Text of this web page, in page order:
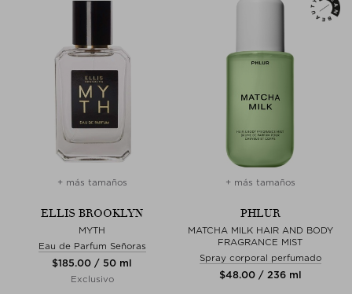
+ más tamaños
ELLIS BROOKLYN
MYTH
Eau de Parfum Señoras
$‌185.00 / 50 ml
Exclusivo
+ más tamaños
PHLUR
MATCHA MILK HAIR AND BODY
FRAGRANCE MIST
Spray corporal perfumado
$‌48.00 / 236 ml